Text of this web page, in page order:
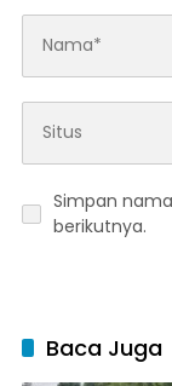
Simpan
berikutnya.
Baca Juga